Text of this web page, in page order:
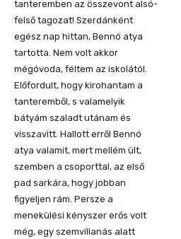
tanteremben az összevont alsó-
felső tagozat! Szerdánként
egész nap hittan, Bennó atya
tartotta. Nem volt akkor
mégóvoda, féltem az iskolától.
Előfordult, hogy kirohantam a
tanteremből, s valamelyik
bátyám szaladt utánam és
visszavitt. Hallott erről Bennó
atya valamit, mert mellém ült,
szemben a csoporttal, az első
pad sarkára, hogy jobban
figyeljen rám. Persze a
menekülési kényszer erős volt
még, egy szemvillanás alatt